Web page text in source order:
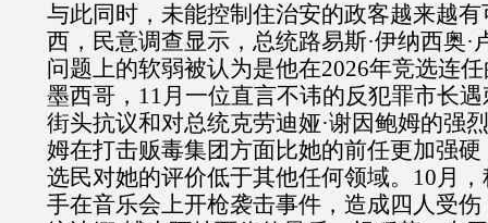
与此同时，未能控制住治安的政客越来越
西，民意调查显示，总统路易斯·伊纳西奥·
问题上的软弱被认为是他在2026年竞选连
墨西哥， 11月一位直言不讳的反犯罪市长
街头抗议和对总统克劳迪娅·谢因鲍姆的强
姆在打击贩毒集团方面比她的前任更加强
选民对她的评价低于其他任何领域。 10月
手在音乐会上开枪袭击事件，造成四人受